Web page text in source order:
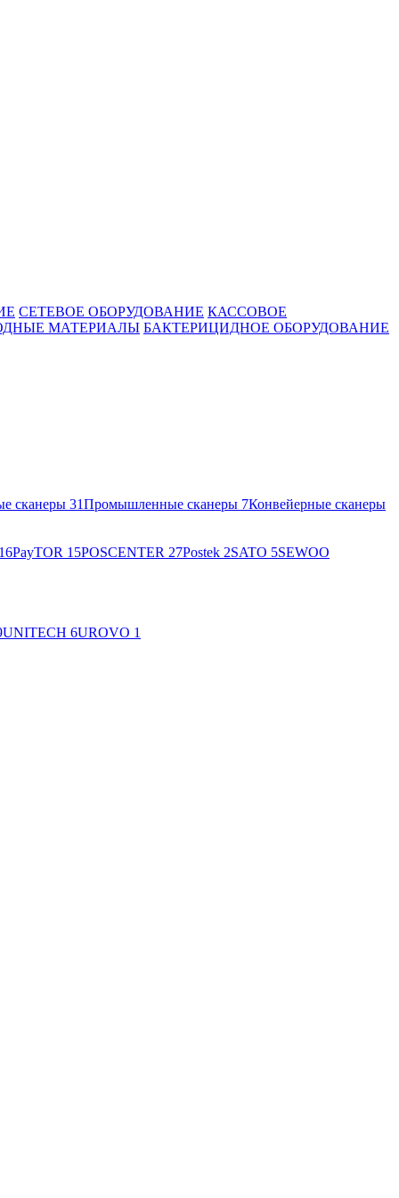
СЕТЕВОЕ ОБОРУДОВАНИЕ КАССОВОЕ
МАТЕРИАЛЫ БАКТЕРИЦИДНОЕ ОБОРУДОВАНИЕ
сканеры 31Промышленные сканеры 7Конвейерные сканеры
16PayTOR 15POSCENTER 27Postek 2SATO 5SEWOO
UNITECH 6UROVO 1